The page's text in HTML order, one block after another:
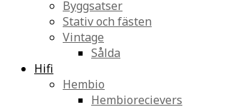
Byggsatser
Stativ och fästen
Vintage
Sålda
Hifi
Hembio
Hembiorecievers